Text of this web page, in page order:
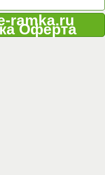
ramka.ru
Оферта